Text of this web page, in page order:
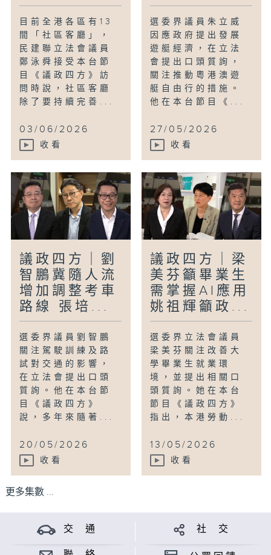
目前全港各區有13
間「社區客廳」，
民建聯立法會議員
鄭泳舜接受本台節
目《議政四方》訪
問時說，社區客廳
除了要持續完善...
03/06/2026
收看
選委界議員朱立威
因應政府提出發展
遊艇經濟，在立法
會提出口頭質詢，
關注推動粵港澳遊
艇自由行的措施。
他在本台節目《...
27/05/2026
收看
議政四方｜劉
智鵬冀隨人流
增加調整考車
路線 張培...
選委界議員劉智鵬
關注駕駛訓練及路
試對交通的影響，
在立法會提出口頭
質詢。他在本台節
目《議政四方》
說，多年來隨著...
20/05/2026
收看
議政四方｜梁
美芬籲畢業生
需掌握AI應用
姚祖輝籲政...
選委界立法會議員
梁美芬關注改善大
學畢業生就業環
境，並提出相關口
頭質詢。她在本台
節目《議政四方》
指出，本港勞動...
13/05/2026
收看
更多集數 ...
交 通 社 交